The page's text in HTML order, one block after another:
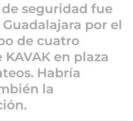
seguridad fue
por el
de cuatro
en plaza
Habría
la